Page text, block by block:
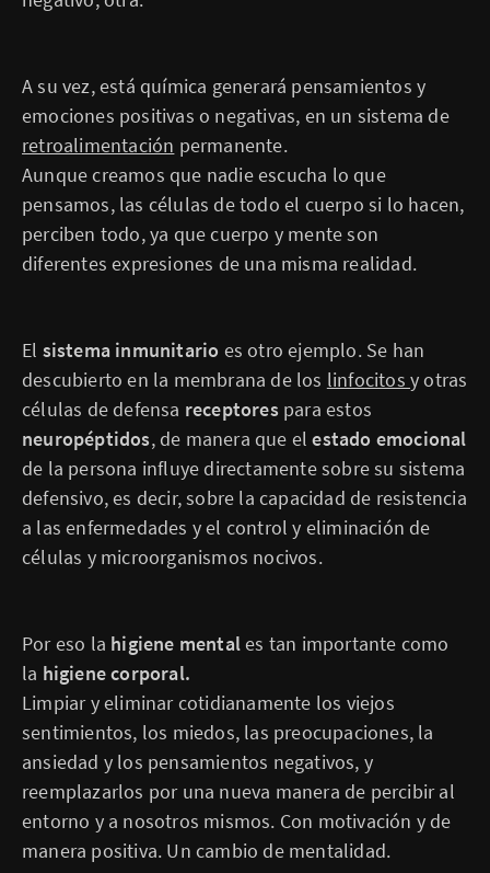
A su vez, está química generará pensamientos y
emociones positivas o negativas, en un sistema de
retroalimentación permanente.
Aunque creamos que nadie escucha lo que
pensamos, las células de todo el cuerpo si lo hacen,
perciben todo, ya que cuerpo y mente son
diferentes expresiones de una misma realidad.
El sistema inmunitario es otro ejemplo. Se han
descubierto en la membrana de los linfocitosy otras
células de defensa receptores para estos
neuropéptidos, de manera que elestado emocional
de la persona influye directamente sobre su sistema
defensivo, es decir, sobre la capacidad de resistencia
a las enfermedades y el control y eliminación de
células y microorganismos nocivos.
Por eso la higiene mentales tan importante como
la higiene corporal.
Limpiar y eliminar cotidianamente los viejos
sentimientos, los miedos, las preocupaciones, la
ansiedad y los pensamientos negativos, y
reemplazarlos por una nueva manera de percibir al
entorno y a nosotros mismos. Con motivación y de
manera positiva. Un cambio de mentalidad.